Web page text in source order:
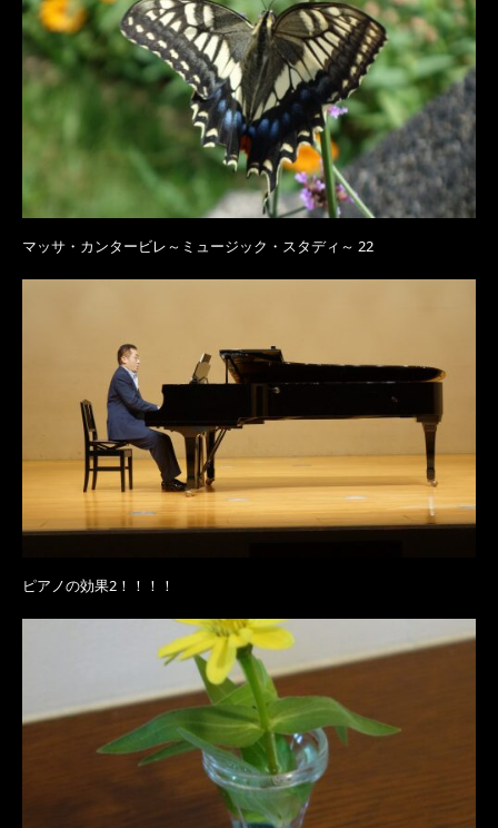
マッサ・カンタービレ～ミュージック・スタディ～ 22
ピアノの効果2！！！！